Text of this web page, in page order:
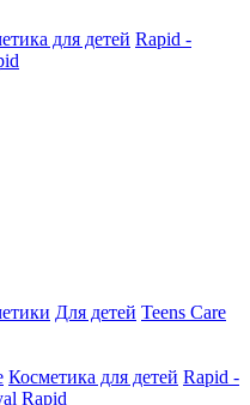
для детей Rapid -
Для детей Teens Care
Косметика для детей Rapid -
Rapid